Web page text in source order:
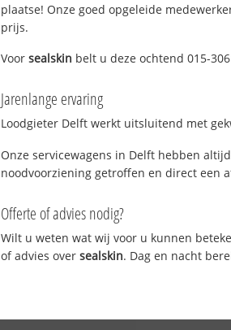
plaatse! Onze goed opgeleide
prijs.
Voorsealskin belt u deze ochtend 015-
Jarenlange ervaring
Loodgieter Delft werkt uitsluitend met
Onze servicewagens in Delft hebben
noodvoorziening getroffen en direct een
Offerte of advies nodig?
Wilt u weten wat wij voor u kunnen
of advies oversealskin. Dag en nacht